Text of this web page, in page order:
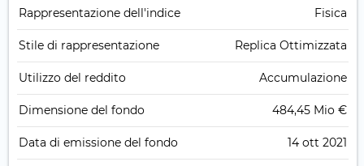
Rappresentazione dell'indice Fisica
Stile di rappresentazione Replica Ottimizzata
Utilizzo del reddito Accumulazione
Dimensione del fondo 484,45 Mio €
Data di emissione del fondo 14 ott 2021